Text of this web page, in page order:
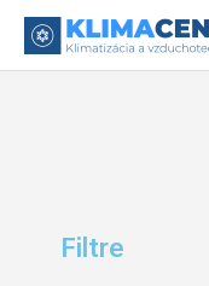
Filtre